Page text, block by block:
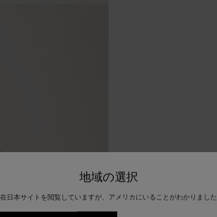
地域の選択
日本サイトを閲覧していますが、アメリカにいることがわかりまし